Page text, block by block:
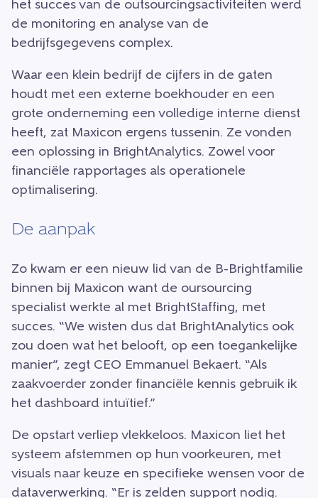
het succes van de outsourcingsactiviteiten werd
de monitoring en analyse van de
bedrijfsgegevens complex.
Waar een klein bedrijf de cijfers in de gaten
houdt met een externe boekhouder en een
grote onderneming een volledige interne dienst
heeft, zat Maxicon ergens tussenin. Ze vonden
een oplossing in BrightAnalytics. Zowel voor
financiële rapportages als operationele
optimalisering.
De aanpak
Zo kwam er een nieuw lid van de B-Brightfamilie
binnen bij Maxicon want de oursourcing
specialist werkte al met BrightStaffing, met
succes. “We wisten dus dat BrightAnalytics ook
zou doen wat het belooft, op een toegankelijke
manier”, zegt CEO Emmanuel Bekaert. “Als
zaakvoerder zonder financiële kennis gebruik ik
het dashboard intuïtief.”
De opstart verliep vlekkeloos. Maxicon liet het
systeem afstemmen op hun voorkeuren, met
visuals naar keuze en specifieke wensen voor de
dataverwerking. “Er is zelden support nodig.